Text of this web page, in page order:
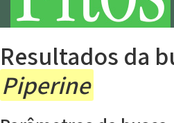
Resultados da
Piperine